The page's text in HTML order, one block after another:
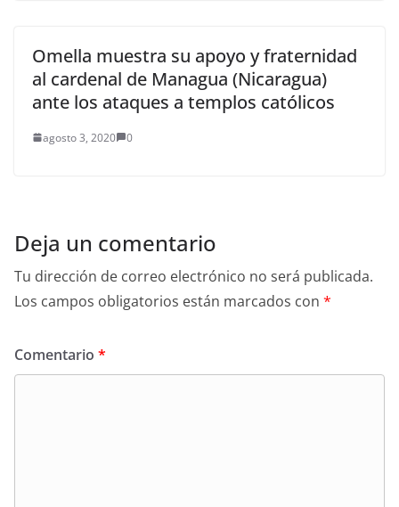
Omella muestra su apoyo y fraternidad
al cardenal de Managua (Nicaragua)
ante los ataques a templos católicos
agosto 3, 2020 0
Deja un comentario
Tu dirección de correo electrónico no será publicada.
Los campos obligatorios están marcados con *
Comentario *